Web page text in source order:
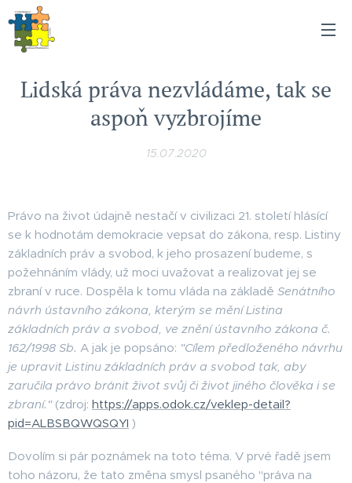
Lidská práva nezvládáme, tak se
aspoň vyzbrojíme
15.07.2020
Právo na život údajně nestačí v civilizaci 21. století hlásící
se k hodnotám demokracie vepsat do zákona, resp. Listiny
základních práv a svobod, k jeho prosazení budeme, s
požehnáním vlády, už moci uvažovat a realizovat jej se
zbraní v ruce. Dospěla k tomu vláda na základě Senátního
návrh ústavního zákona, kterým se mění Listina
základních práv a svobod, ve znění ústavního zákona č.
162/1998 Sb. A jak je popsáno: "Cílem předloženého návrhu
je upravit Listinu základních práv a svobod tak, aby
zaručila právo bránit život svůj či život jiného člověka i se
zbraní." (zdroj: https://apps.odok.cz/veklep-detail?
pid=ALBSBQWQSQYI )
Dovolím si pár poznámek na toto téma. V prvé řadě jsem
toho názoru, že tato změna smysl psaného "práva na